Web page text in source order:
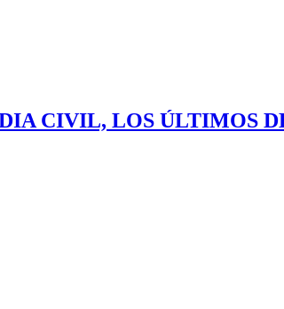
CIVIL, LOS ÚLTIMOS